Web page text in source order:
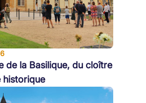
de la Basilique, du cloître
historique